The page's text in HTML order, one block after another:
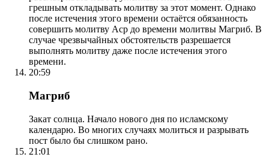
грешным откладывать молитву за этот момент. Однако
после истечения этого времени остаётся обязанность
совершить молитву Аср до времени молитвы Магриб. В
случае чрезвычайных обстоятельств разрешается
выполнять молитву даже после истечения этого
времени.
20:59
Магриб
Закат солнца. Начало нового дня по исламскому
календарю. Во многих случаях молиться и разрывать
пост было бы слишком рано.
21:01